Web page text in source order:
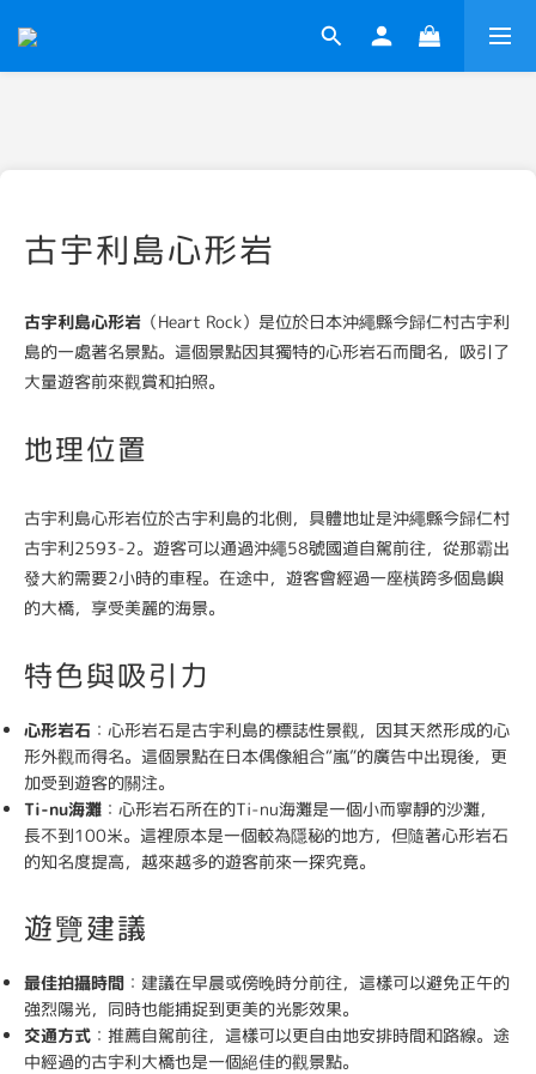
古宇利島心形岩
古宇利島心形岩 （Heart Rock）是位於日本沖繩縣今歸仁村古宇利
島的一處著名景點。這個景點因其獨特的心形岩石而聞名，吸引了
大量遊客前來觀賞和拍照。
地理位置
古宇利島心形岩位於古宇利島的北側，具體地址是沖繩縣今歸仁村
古宇利2593-2。遊客可以通過沖繩58號國道自駕前往，從那霸出
發大約需要2小時的車程。在途中，遊客會經過一座橫跨多個島嶼
的大橋，享受美麗的海景。
特色與吸引力
心形岩石 ：心形岩石是古宇利島的標誌性景觀，因其天然形成的心
形外觀而得名。這個景點在日本偶像組合“嵐”的廣告中出現後，更
加受到遊客的關注。
Ti-nu海灘 ：心形岩石所在的Ti-nu海灘是一個小而寧靜的沙灘，
長不到100米。這裡原本是一個較為隱秘的地方，但隨著心形岩石
的知名度提高，越來越多的遊客前來一探究竟。
遊覽建議
最佳拍攝時間 ：建議在早晨或傍晚時分前往，這樣可以避免正午的
強烈陽光，同時也能捕捉到更美的光影效果。
交通方式 ：推薦自駕前往，這樣可以更自由地安排時間和路線。途
中經過的古宇利大橋也是一個絕佳的觀景點。